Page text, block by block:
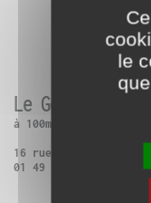
Le Générateur
à 100m de Paris 13ème
16 rue Charles
01 49 86 99 14
le